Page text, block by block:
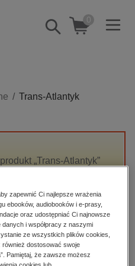
Pokaż/schowaj
wyszukiwarkę
0
gospodarka
informatyka
Trans-Atlantyk
„Trans-Atlantyk”
zapewnić Ci najlepsze wrażenia
ebooków, audiobooków i e-prasy,
oraz udostępniać Ci najnowsze
i współpracy z naszymi
ze wszystkich plików cookies,
również dostosować swoje
Pamiętaj, że zawsze możesz